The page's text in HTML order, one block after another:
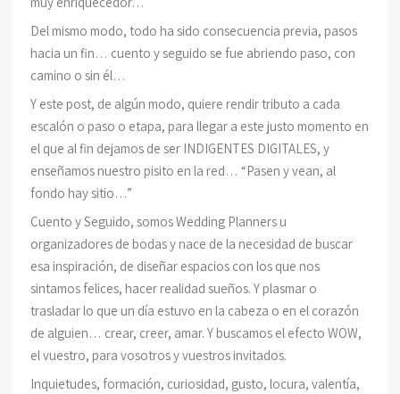
Del mismo modo, todo ha sido consecuencia previa, pasos
hacia un fin… cuento y seguido se fue abriendo paso, con
camino o sin él…
Y este post, de algún modo, quiere rendir tributo a cada
escalón o paso o etapa, para llegar a este justo momento en
el que al fin dejamos de ser INDIGENTES DIGITALES, y
enseñamos nuestro pisito en la red… “Pasen y vean, al
fondo hay sitio…”
Cuento y Seguido, somos Wedding Planners u
organizadores de bodas y nace de la necesidad de buscar
esa inspiración, de diseñar espacios con los que nos
sintamos felices, hacer realidad sueños. Y plasmar o
trasladar lo que un día estuvo en la cabeza o en el corazón
de alguien… crear, creer, amar. Y buscamos el efecto WOW,
el vuestro, para vosotros y vuestros invitados.
Inquietudes, formación, curiosidad, gusto, locura, valentía,